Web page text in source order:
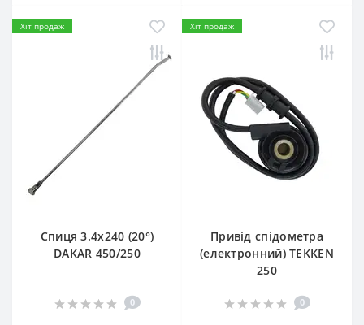
Хіт продаж
Спиця 3.4х240 (20°)
DAKAR 450/250
0
Хіт продаж
Привід спідометра
(електронний) TEKKEN
250
0